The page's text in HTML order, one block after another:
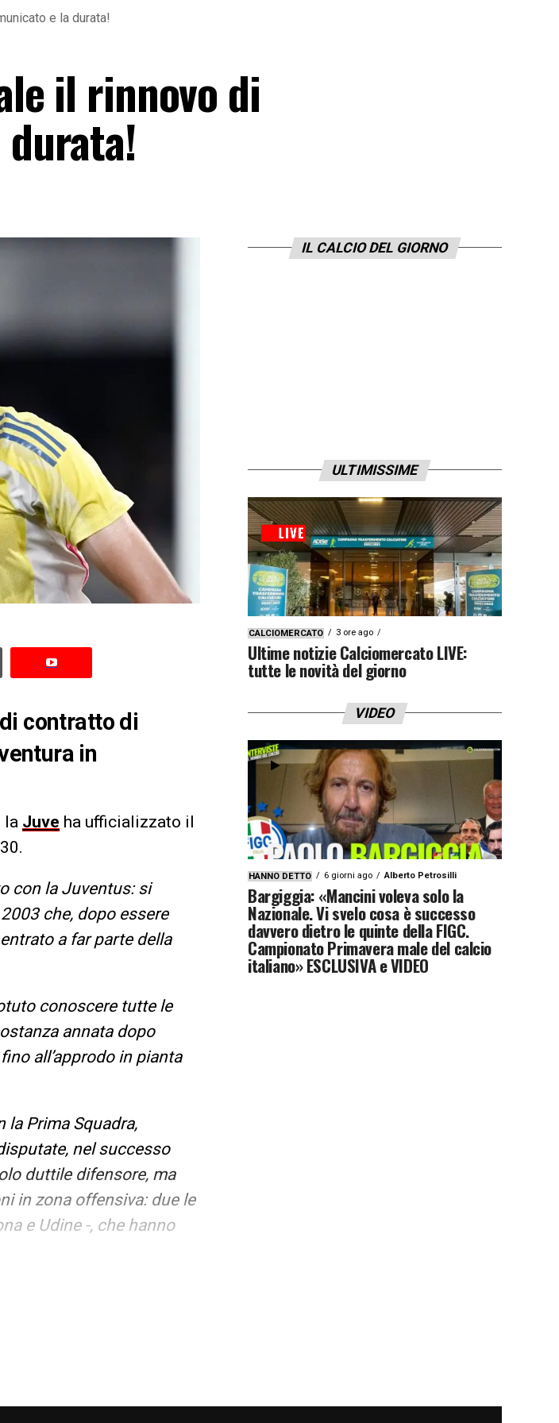
e la durata!
il rinnovo di
contratto di
in
la Juve ha ufficializzato il
con la Juventus: si
che, dopo essere
a far parte della
conoscere tutte le
annata dopo
all’approdo in pianta
la Prima Squadra,
nel successo
duttile difensore, ma
in zona offensiva: due le
e Udine -, che hanno
ancora per anni:
IL CALCIO DEL GIORNO
ULTIMISSIME
CALCIOMERCATO 3 ore ago
Ultime notizie Calciomercato LIVE:
tutte le novità del giorno
VIDEO
HANNO DETTO 6 giorni ago Alberto Petrosilli
Bargiggia: «Mancini voleva solo la
Nazionale. Vi svelo cosa è successo
davvero dietro le quinte della FIGC.
Campionato Primavera male del calcio
italiano» ESCLUSIVA e VIDEO